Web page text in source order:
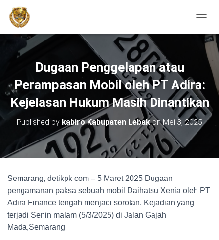
Dugaan Penggelapan atau
Perampasan Mobil oleh PT Adira:
Kejelasan Hukum Masih Dinantikan
Published by kabiro Kabupaten LebakonMei 3, 2025
Semarang, detikpk com – 5 Maret 2025 Dugaan
pengamanan paksa sebuah mobil Daihatsu Xenia oleh PT
Adira Finance tengah menjadi sorotan. Kejadian yang
terjadi Senin malam (5/3/2025) di Jalan Gajah
Mada,Semarang,